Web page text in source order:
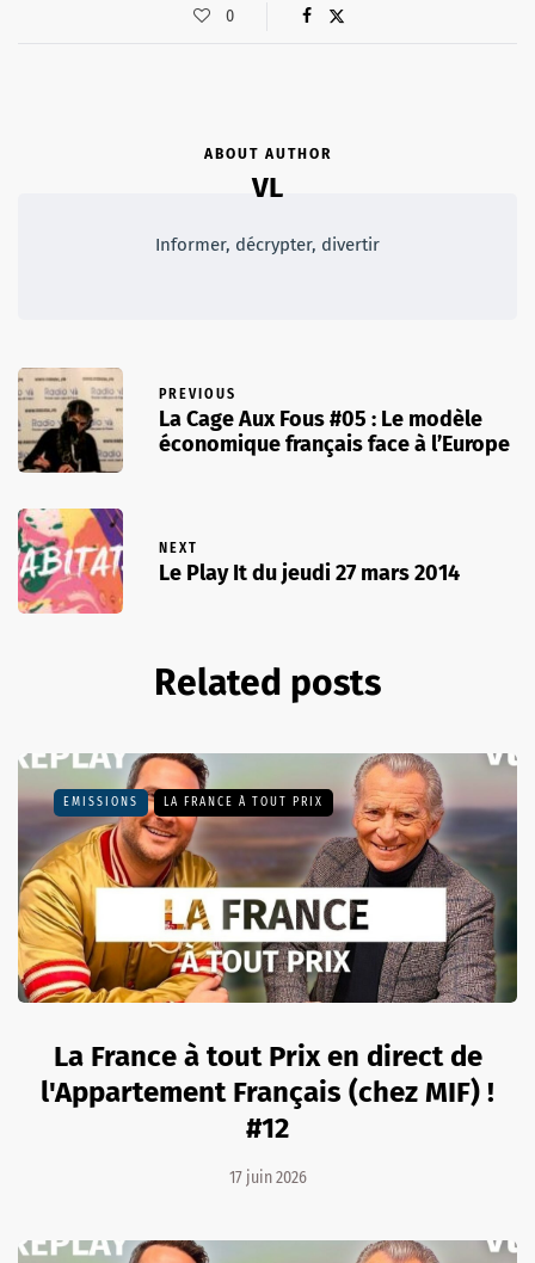
0
ABOUT AUTHOR
VL
Informer, décrypter, divertir
PREVIOUS
La Cage Aux Fous #05 : Le modèle
économique français face à l’Europe
NEXT
Le Play It du jeudi 27 mars 2014
Related posts
EMISSIONS LA FRANCE À TOUT PRIX
La France à tout Prix en direct de
l'Appartement Français (chez MIF) !
#12
17 juin 2026